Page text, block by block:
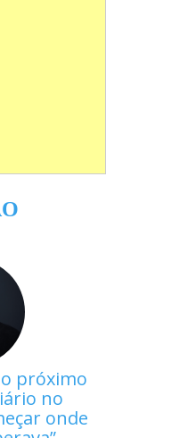
próximo
no
onde